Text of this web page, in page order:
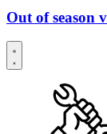
Out of season